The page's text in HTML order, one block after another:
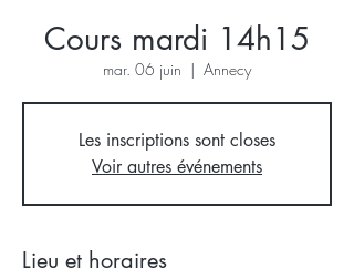
Cours mardi 14h15
mar. 06 juin
  |
Annecy
Les inscriptions sont closes
Voir autres événements
Lieu et horaires